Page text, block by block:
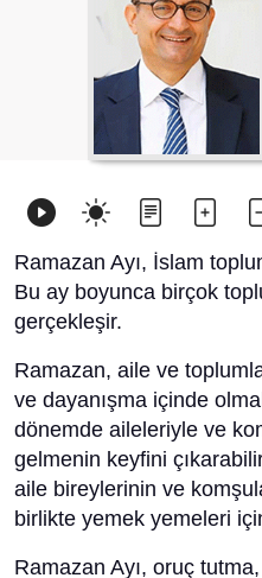
Ramazan Ayı, İslam
Bu ay boyunca birçok
gerçekleşir.
Ramazan, aile ve
ve dayanışma içinde
dönemde aileleriyle ve
gelmenin keyfini
aile bireylerinin ve
birlikte yemek yemeleri
Ramazan Ayı, oruç